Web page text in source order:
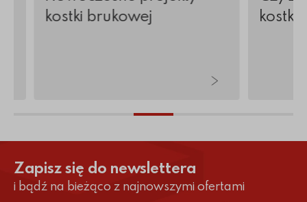
kostki brukowej
Zapisz się do newslettera
i bądź na bieżąco z najnowszymi ofertami